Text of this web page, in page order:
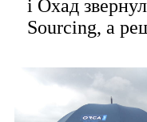
і Охад
Sourcing, а